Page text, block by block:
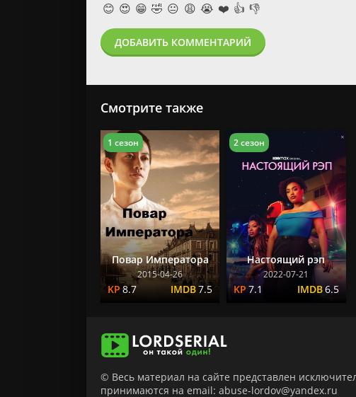
😊 😍 😁 🤣 😐 😩 😭 ❤️ 👍 👎
ДОБАВИТЬ КОММЕНТАРИЙ
Смотрите также
Повар Императора
2015-04-26
8.7 7.5
1 сезон
Настоящий рэп
2022-07-21
7.1 6.5
2 сезон
© Весь материал на сайте представлен
принимаются на email: abuse-lordov@yandex.ru